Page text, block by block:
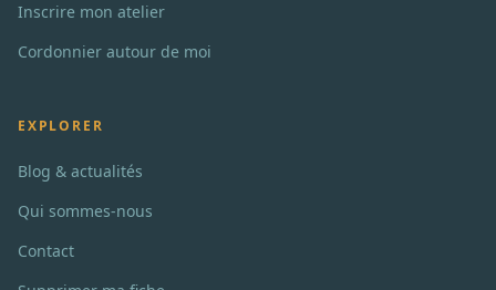
Inscrire mon atelier
Cordonnier autour de moi
EXPLORER
Blog & actualités
Qui sommes-nous
Contact